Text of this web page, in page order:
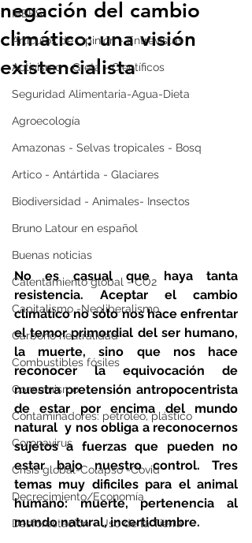
IPBES
Artículos de Opinión - Entrevistas
Activismo - Greta - Científicos
Seguridad Alimentaria-Agua-Dieta
Agroecología
Amazonas - Selvas tropicales - Bosq
Artico - Antártida - Glaciares
Biodiversidad - Animales- Insectos
Bruno Latour en español
Buenas noticias
Calentamiento global - CO2
Capitalismo -Neoliberalismo
Carbono neutralidad
Combustibles fósiles
Consumismo
Contaminadores: petróleo, plástico
Coronavirus
Crisis global-Colapso -Covid
Decrecimiento/Economía
Desforestación - Uso de la Tierra
negación del cambio
climático: una visión
existencialista
No es casual que haya tanta
resistencia. Aceptar el cambio
climático no sólo nos hace enfrentar
el temor primordial del ser humano,
la muerte, sino que nos hace
reconocer la equivocación de
nuestra pretensión antropocentrista
de estar por encima del mundo
natural  y nos obliga a reconocernos
sujetos a fuerzas que pueden no
estar bajo nuestro control. Tres
temas muy dificiles para el animal
humano: muerte, pertenencia al
mundo natural, incertidumbre.